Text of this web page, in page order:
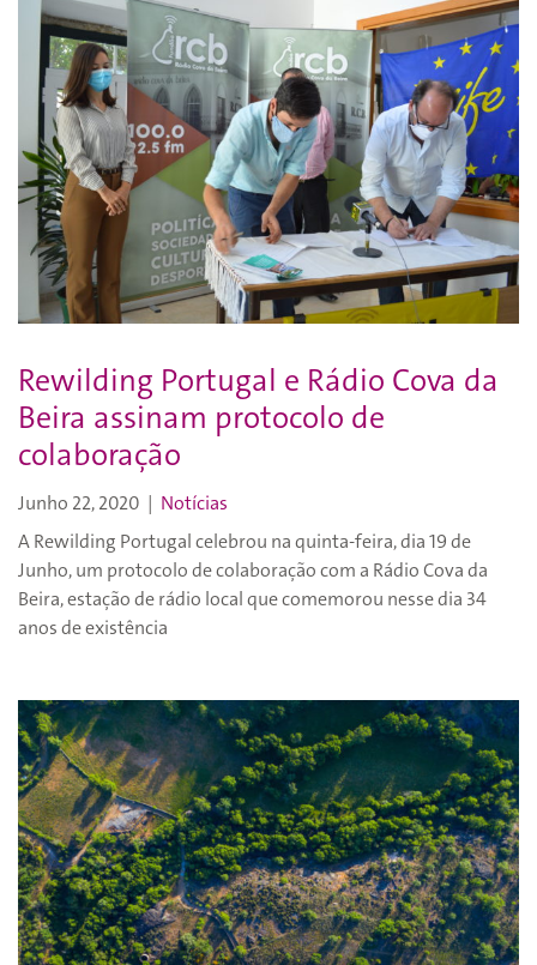
Rewilding Portugal e Rádio Cova da
Beira assinam protocolo de
colaboração
Junho 22, 2020 | Notícias
A Rewilding Portugal celebrou na quinta-feira, dia 19 de
Junho, um protocolo de colaboração com a Rádio Cova da
Beira, estação de rádio local que comemorou nesse dia 34
anos de existência